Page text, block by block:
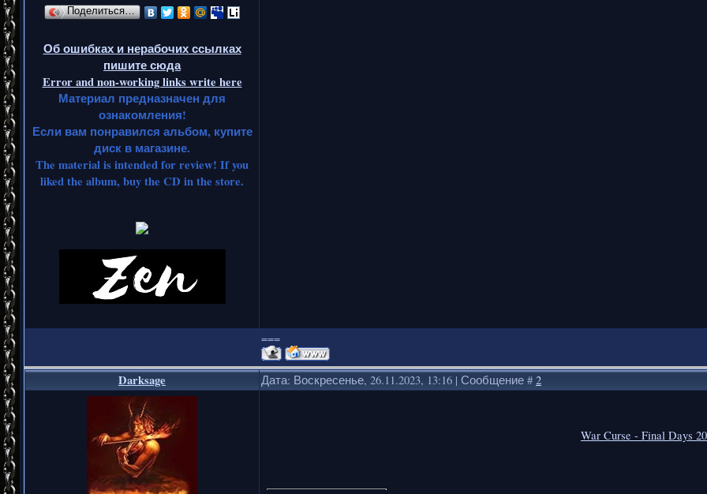
Поделиться…
Об ошибках и нерабочих ссылках
пишите сюда
Error and non-working links write here
Материал предназначен для
ознакомления!
Если вам понравился альбом, купите
диск в магазине.
The material is intended for review! If you
liked the album, buy the CD in the store.
===
Darksage Дата: Воскресенье, 26.11.2023, 13:16 | Сообщение #2
War Curse - Final Days